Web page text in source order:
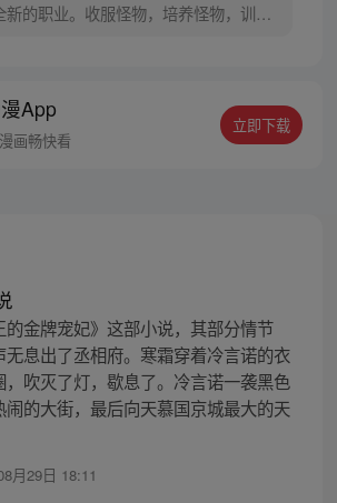
新的职业。收服怪物，培养怪物，训练
翔九天的真龙。 每周三、六更新
App
画畅快看
立即下载
的金牌宠妃》这部小说，其部分情节
无息出了丞相府。寒霜穿着冷言诺的衣
，吹灭了灯，歇息了。冷言诺一袭黑色
闹的大街，最后向天慕国京城最大的天
月29日 18:11